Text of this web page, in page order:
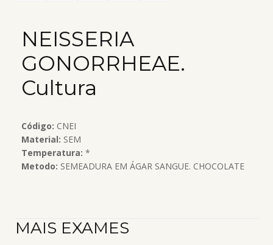
NEISSERIA
GONORRHEAE.
Cultura
Código: CNEI
Material: SEM
Temperatura: *
Metodo: SEMEADURA EM ÁGAR SANGUE. CHOCOLATE
MAIS EXAMES